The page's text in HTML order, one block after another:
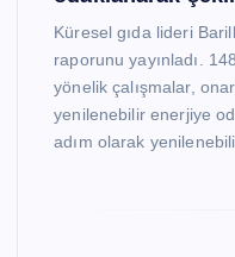
Küresel gıda lideri
raporunu yayınladı.
yönelik çalışmalar,
yenilenebilir enerjiye
adım olarak